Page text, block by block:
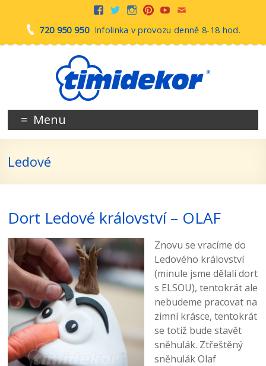
720 950 950 Infolinka v provozu denně 8-18 hod.
Menu
Ledové
Dort Ledové království – OLAF
Znovu se vracíme do
Ledového království
(minule jsme dělali dort
s ELSOU), tentokrát ale
nebudeme pracovat na
zimní krásce, tentokrát
se totiž bude stavět
sněhulák. Ztřeštěný
sněhulák Olaf